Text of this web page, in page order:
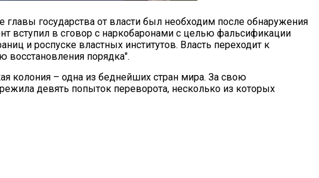
главы государства от власти был необходим после обнаружения
вступил в сговор с наркобаронами с целью фальсификации
и роспуске властных институтов. Власть переходит к
порядка".
колония – одна из беднейших стран мира. За свою
девять попыток переворота, несколько из которых